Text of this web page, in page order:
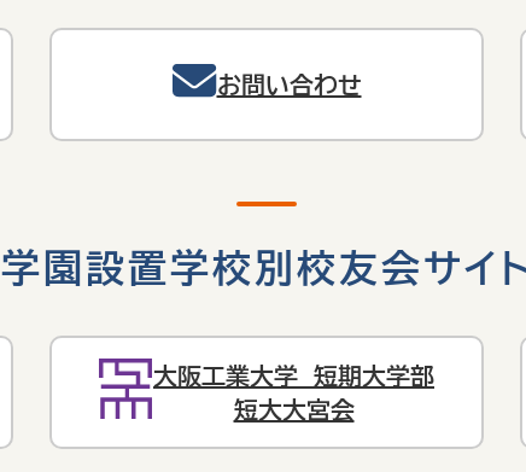
お問い合わせ
学園設置学校別校友会サイ
大阪工業大学 短期大学部
短大大宮会